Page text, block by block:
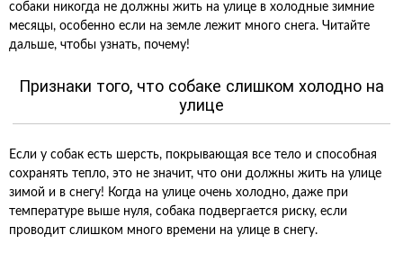
собаки никогда не должны жить на улице в холодные зимние
месяцы, особенно если на земле лежит много снега. Читайте
дальше, чтобы узнать, почему!
Признаки того, что собаке слишком холодно на
улице
Если у собак есть шерсть, покрывающая все тело и способная
сохранять тепло, это не значит, что они должны жить на улице
зимой и в снегу! Когда на улице очень холодно, даже при
температуре выше нуля, собака подвергается риску, если
проводит слишком много времени на улице в снегу.